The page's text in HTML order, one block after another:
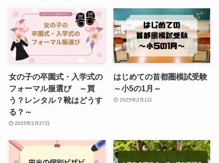
女の子の卒園式・入学式の
フォーマル服選び ～買
う？レンタル？靴はどうす
る？～
2025年2月27日
はじめての首都圏模試受験
～小5の1月～
2025年2月1日